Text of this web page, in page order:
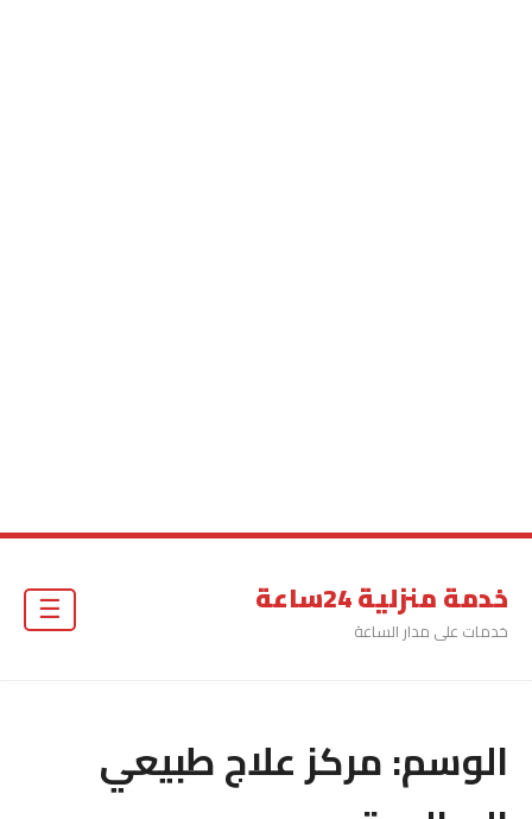
خدمة منزلية 24ساعة
خدمات على مدار الساعة
☰
الوسم:مركز علاج طبيعي